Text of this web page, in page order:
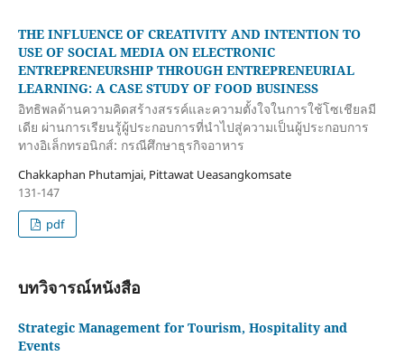
THE INFLUENCE OF CREATIVITY AND INTENTION TO
USE OF SOCIAL MEDIA ON ELECTRONIC
ENTREPRENEURSHIP THROUGH ENTREPRENEURIAL
LEARNING: A CASE STUDY OF FOOD BUSINESS
อิทธิพลด้านความคิดสร้างสรรค์และความตั้งใจในการใช้โซเชียลมี
เดีย ผ่านการเรียนรู้ผู้ประกอบการที่นำไปสู่ความเป็นผู้ประกอบการ
ทางอิเล็กทรอนิกส์: กรณีศึกษาธุรกิจอาหาร
Chakkaphan Phutamjai, Pittawat Ueasangkomsate
131-147
pdf
บทวิจารณ์หนังสือ
Strategic Management for Tourism, Hospitality and
Events